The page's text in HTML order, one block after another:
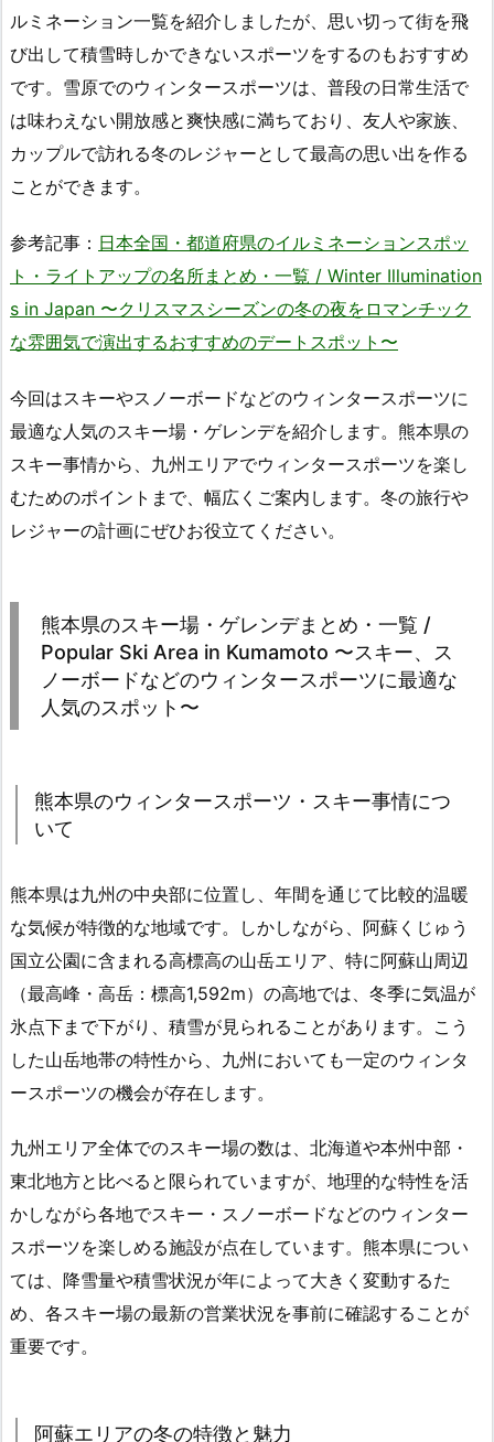
ルミネーション一覧を紹介しましたが、思い切って街を飛
び出して積雪時しかできないスポーツをするのもおすすめ
です。雪原でのウィンタースポーツは、普段の日常生活で
は味わえない開放感と爽快感に満ちており、友人や家族、
カップルで訪れる冬のレジャーとして最高の思い出を作る
ことができます。
参考記事： 日本全国・都道府県のイルミネーションスポッ
ト・ライトアップの名所まとめ・一覧 / Winter Illumination
s in Japan 〜クリスマスシーズンの冬の夜をロマンチック
な雰囲気で演出するおすすめのデートスポット〜
今回はスキーやスノーボードなどのウィンタースポーツに
最適な人気のスキー場・ゲレンデを紹介します。熊本県の
スキー事情から、九州エリアでウィンタースポーツを楽し
むためのポイントまで、幅広くご案内します。冬の旅行や
レジャーの計画にぜひお役立てください。
熊本県のスキー場・ゲレンデまとめ・一覧 /
Popular Ski Area in Kumamoto 〜スキー、ス
ノーボードなどのウィンタースポーツに最適な
人気のスポット〜
熊本県のウィンタースポーツ・スキー事情につ
いて
熊本県は九州の中央部に位置し、年間を通じて比較的温暖
な気候が特徴的な地域です。しかしながら、阿蘇くじゅう
国立公園に含まれる高標高の山岳エリア、特に阿蘇山周辺
（最高峰・高岳：標高1,592m）の高地では、冬季に気温が
氷点下まで下がり、積雪が見られることがあります。こう
した山岳地帯の特性から、九州においても一定のウィンタ
ースポーツの機会が存在します。
九州エリア全体でのスキー場の数は、北海道や本州中部・
東北地方と比べると限られていますが、地理的な特性を活
かしながら各地でスキー・スノーボードなどのウィンター
スポーツを楽しめる施設が点在しています。熊本県につい
ては、降雪量や積雪状況が年によって大きく変動するた
め、各スキー場の最新の営業状況を事前に確認することが
重要です。
阿蘇エリアの冬の特徴と魅力